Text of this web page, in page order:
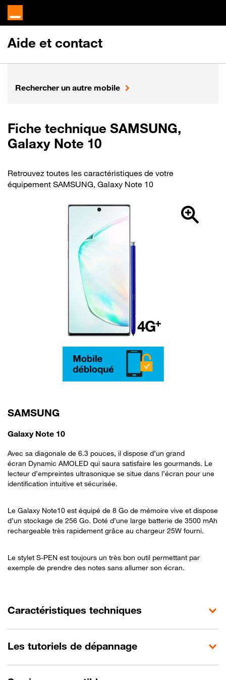
Aide et contact
Rechercher un autre mobile
Fiche technique SAMSUNG,
Galaxy Note 10
Retrouvez toutes les caractéristiques de votre
équipement SAMSUNG, Galaxy Note 10
SAMSUNG
Galaxy Note 10
Avec sa diagonale de 6.3 pouces, il dispose d’un grand
écran Dynamic AMOLED qui saura satisfaire les gourmands. Le
lecteur d’empreintes ultrasonique se situe dans l’écran pour une
identification intuitive et sécurisée.
Le Galaxy Note10 est équipé de 8 Go de mémoire vive et dispose
d’un stockage de 256 Go. Doté d’une large batterie de 3500 mAh
rechargeable très rapidement grâce au chargeur 25W fourni.
Le stylet S-PEN est toujours un très bon outil permettant par
exemple de prendre des notes sans allumer son écran.
Caractéristiques techniques
Les tutoriels de dépannage